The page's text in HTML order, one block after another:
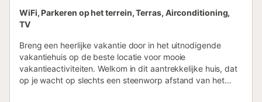
WiFi, Parkeren op het terrein, Terras, Airconditioning,
TV
Breng een heerlijke vakantie door in het uitnodigende
vakantiehuis op de beste locatie voor mooie
vakantieactiviteiten. Welkom in dit aantrekkelijke huis, dat
op je wacht op slechts een steenworp afstand van het